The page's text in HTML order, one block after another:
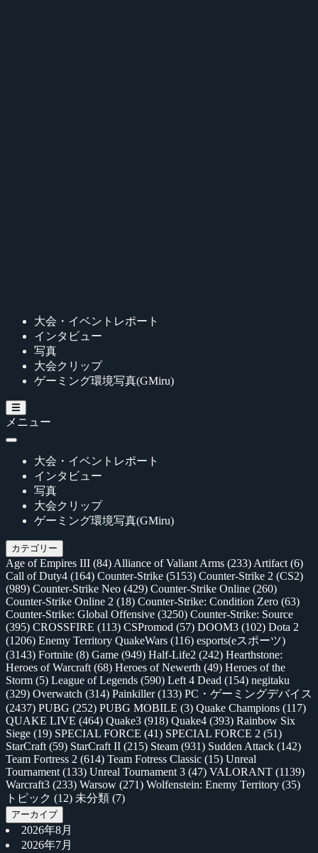
大会・イベントレポート
インタビュー
写真
大会クリップ
ゲーミング環境写真(GMiru)
メニュー
大会・イベントレポート
インタビュー
写真
大会クリップ
ゲーミング環境写真(GMiru)
カテゴリー
Age of Empires III (84) Alliance of Valiant Arms (233) Artifact (6)
Call of Duty4 (164) Counter-Strike (5153) Counter-Strike 2 (CS2)
(989) Counter-Strike Neo (429) Counter-Strike Online (260)
Counter-Strike Online 2 (18) Counter-Strike: Condition Zero (63)
Counter-Strike: Global Offensive (3250) Counter-Strike: Source
(395) CROSSFIRE (113) CSPromod (57) DOOM3 (102) Dota 2
(1206) Enemy Territory QuakeWars (116) esports(eスポーツ)
(3143) Fortnite (8) Game (949) Half-Life2 (242) Hearthstone:
Heroes of Warcraft (68) Heroes of Newerth (49) Heroes of the
Storm (5) League of Legends (590) Left 4 Dead (154) negitaku
(329) Overwatch (314) Painkiller(133) PC・ゲーミングデバイス
(2437) PUBG (252) PUBG MOBILE (3) Quake Champions (117)
QUAKE LIVE (464) Quake3 (918) Quake4 (393) Rainbow Six
Siege (19) SPECIAL FORCE (41) SPECIAL FORCE 2 (51)
StarCraft (59) StarCraft II (215) Steam (931) Sudden Attack (142)
Team Fortress 2 (614) Team Fotress Classic (15) Unreal
Tournament (133) Unreal Tournament 3 (47) VALORANT (1139)
Warcraft3 (233) Warsow (271) Wolfenstein: Enemy Territory (35)
トピック (12) 未分類 (7)
アーカイブ
2026年8月
2026年7月